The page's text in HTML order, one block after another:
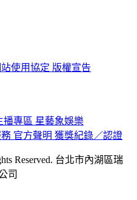
使用協定 版權宣告
播專區 星藝象娛樂
官方聲明 獲獎紀錄／認證
Reserved. 台北市內湖區瑞
司